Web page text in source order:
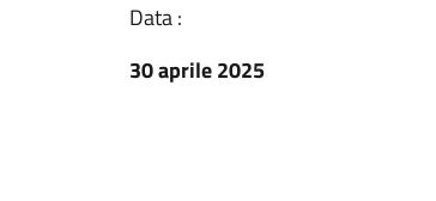
Data :
30 aprile 2025